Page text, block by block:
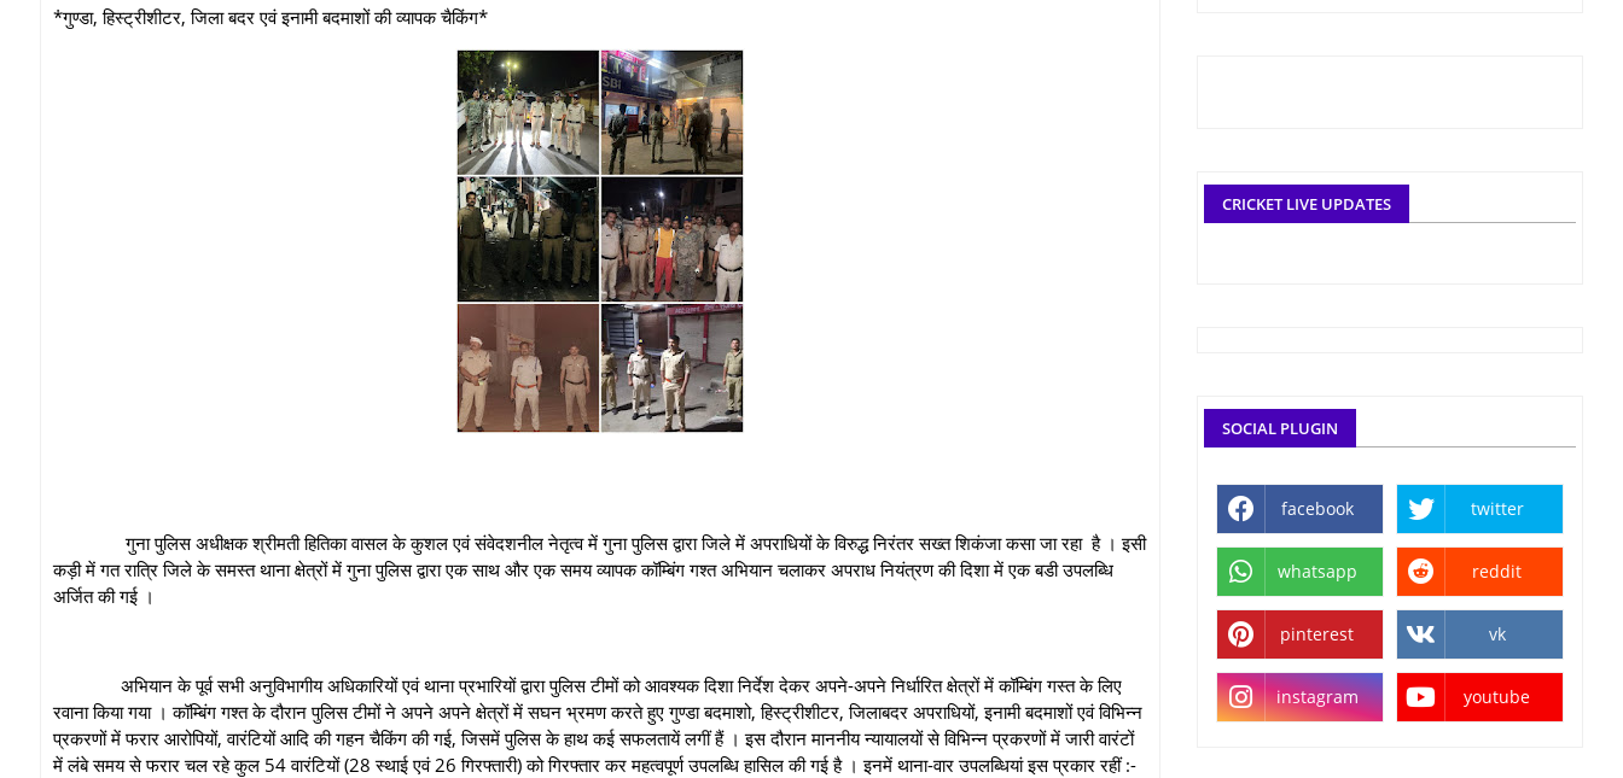
*गुण्‍डा, हिस्‍ट्रीशीटर, जिला बदर एवं इनामी बदमाशों की व्यापक चैकिंग*
गुना पुलिस अधीक्षक श्रीमती हितिका वासल के कुशल एवं संवेदशनील नेतृत्व में गुना पुलिस द्वारा जिले में अपराधियों के विरुद्ध निरंतर सख्त शिकंजा कसा जा रहा है । इसी
कड़ी में गत रात्रि जिले के समस्त थाना क्षेत्रों में गुना पुलिस द्वारा एक साथ और एक समय व्यापक कॉम्बिंग गश्त अभियान चलाकर अपराध नियंत्रण की दिशा में एक बडी उपलब्धि
अर्जित की गई ।
अभियान के पूर्व सभी अनुविभागीय अधिकारियों एवं थाना प्रभारियों द्वारा पुलिस टीमों को आवश्यक दिशा निर्देश देकर अपने-अपने निर्धारित क्षेत्रों में कॉम्बिंग गस्त के लिए
रवाना किया गया । कॉम्बिंग गश्त के दौरान पुलिस टीमों ने अपने अपने क्षेत्रों में सघन भ्रमण करते हुए गुण्डा बदमाशो, हिस्ट्रीशीटर, जिलाबदर अपराधियों, इनामी बदमाशों एवं विभिन्न
प्रकरणों में फरार आरोपियों, वारंटियों आदि की गहन चैकिंग की गई, जिसमें पुलिस के हाथ कई सफलतायें लगीं हैं । इस दौरान माननीय न्यायालयों से विभिन्‍न प्रकरणों में जारी वारंटों
में लंबे समय से फरार चल रहे कुल 54 वारंटियों (28 स्‍थाई एवं 26 गिरफ्तारी) को गिरफ्तार कर महत्वपूर्ण उपलब्धि हासिल की गई है । इनमें थाना-वार उपलब्धियां इस प्रकार रहीं :-
CRICKET LIVE UPDATES
SOCIAL PLUGIN
facebook twitter
whatsapp reddit
pinterest vk
instagram youtube